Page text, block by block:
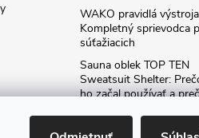
WAKO pravidlá
Kompletný sprievodca
súťažiacich
Sauna oblek TOP TEN
Sweatsuit Shelter:
ho začal používať a
Archív